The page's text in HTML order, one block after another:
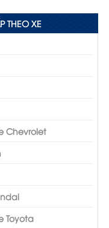
THEO XE
Chevrolet
Toyota